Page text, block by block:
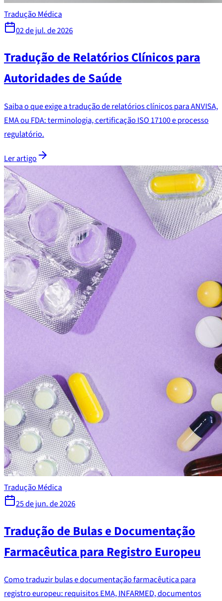
Tradução Médica
02 de jul. de 2026
Tradução de Relatórios Clínicos para
Autoridades de Saúde
Saiba o que exige a tradução de relatórios clínicos para ANVISA,
EMA ou FDA: terminologia, certificação ISO 17100 e processo
regulatório.
Ler artigo
Tradução Médica
25 de jun. de 2026
Tradução de Bulas e Documentação
Farmacêutica para Registro Europeu
Como traduzir bulas e documentação farmacêutica para
registro europeu: requisitos EMA, INFARMED, documentos